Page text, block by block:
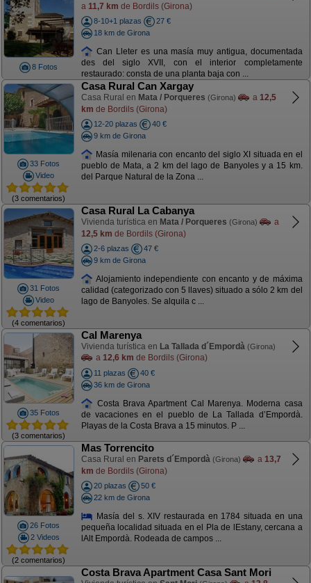
8 Fotos
a 11,7 km de Bordils (Girona)
8-10+1 plazas
27 €
18 km de Girona
Can Lleter es una masía muy antigua, documentada
des del siglo XVII, con el interior completamente
restaurado: consta de una planta baja con ...
33 Fotos
Video
(3 comentarios)
Casa Rural Can Xargay
Casa Rural en Mata / Porqueres (Girona) a 12,5
km de Bordils (Girona)
12-20 plazas
40 €
9 km de Girona
Masía milenaria con encanto del siglo XI situada en el
pueblo de Mata, a 2 km del lago de Banyoles y a 15 km.
del Parque Natural de la Zona ...
31 Fotos
Video
(4 comentarios)
Casa Rural La Cabanya
Vivienda turística en Mata / Porqueres (Girona)
a
12,5 km de Bordils (Girona)
2-6 plazas
47 €
9 km de Girona
Alojamiento independiente con encanto y de máxima
calidad (categorizado con 5 llaves) situado a sólo 2 km del
lago de Banyoles. Se alquila c ...
35 Fotos
(3 comentarios)
Cal Marenya
Vivienda turística en La Tallada d´Empordà (Girona)
a 12,6 km de Bordils (Girona)
11 plazas
40 €
36 km de Girona
Costa Brava Apartment Cal Marenya. Moderna casa
de vacaciones en el pueblo de La Tallada d’Empordà.
Playas de la Costa Brava a 15 minutos. P ...
26 Fotos
2 Videos
(2 comentarios)
Mas Torrencito
Casa Rural en Parets d´Empordà (Girona) a 13,7
km de Bordils (Girona)
20 plazas
50 €
22 km de Girona
Masía del s. XIV restaurada en 1784 situada en una
pequeña localidad situada en el Pla de lEstany, cercana a
lAlt Empordà. Rodeada de campos ...
Costa Brava Apartment Casa Sant Mori